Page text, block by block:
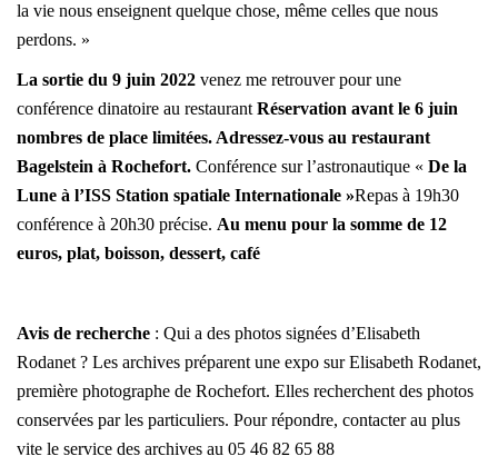
la vie nous enseignent quelque chose, même celles que nous
perdons. »
La sortie du 9 juin 2022 venez me retrouver pour une
conférence dinatoire au restaurant Réservation avant le 6 juin
nombres de place limitées. Adressez-vous au restaurant
Bagelstein à Rochefort. Conférence sur l’astronautique « De la
Lune à l’ISS Station spatiale Internationale »Repas à 19h30
conférence à 20h30 précise. Au menu pour la somme de 12
euros, plat, boisson, dessert, café
Avis de recherche : Qui a des photos signées d’Elisabeth
Rodanet ? Les archives préparent une expo sur Elisabeth Rodanet,
première photographe de Rochefort. Elles recherchent des photos
conservées par les particuliers. Pour répondre, contacter au plus
vite le service des archives au 05 46 82 65 88